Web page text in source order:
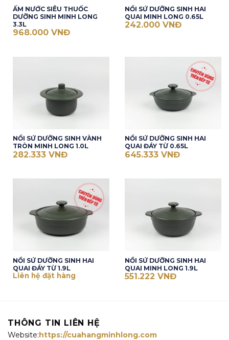
ẤM NƯỚC SIÊU THUỐC
DƯỠNG SINH MINH LONG
3.3L
968.000 VNĐ
NỒI SỨ DƯỠNG SINH HAI
QUAI MINH LONG 0.65L
242.000 VNĐ
NỒI SỨ DƯỠNG SINH VÀNH
TRÒN MINH LONG 1.0L
282.333 VNĐ
NỒI SỨ DƯỠNG SINH HAI
QUAI ĐÁY TỪ 0.65L
645.333 VNĐ
NỒI SỨ DƯỠNG SINH HAI
QUAI ĐÁY TỪ 1.9L
Liên hệ đặt hàng
NỒI SỨ DƯỠNG SINH HAI
QUAI MINH LONG 1.9L
551.222 VNĐ
THÔNG TIN LIÊN HỆ
Website:https://cuahangminhlong.com